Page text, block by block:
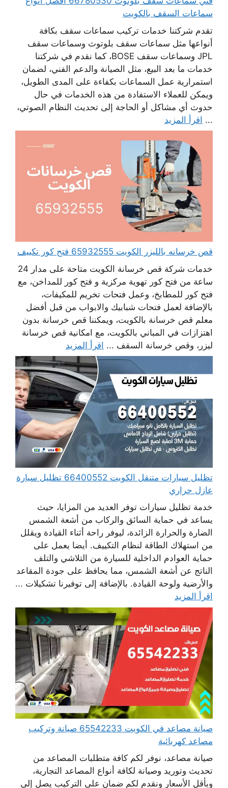
سماعات السقف بالكويت
تقدم شركتنا خدمات تركيب سماعات سقف بكافة
أنواعها مثل سماعات سقف بلوتوث وسماعات سقف
JPL وسماعات سقف BOSE، كما نقدم في شركتنا
خدمات ما بعد البيع، مثل الصيانة والدعم الفني، لضمان
استمرارية عمل السماعات بكفاءة على المدى الطويل،
ويمكن للعملاء الاستفادة من هذه الخدمات في حال
حدوث أي مشاكل أو الحاجة إلى تحديث النظام الصوتي،
... اقرأ المزيد
قص خرسانه بالليزر الكويت 65932555 فتح كور تكييف
خدمات شركة قص خرسانة الكويت متاحة على مدار 24
ساعة من فتح كور تهوية مركزية و فتح كور للمداخن، مع
فتح كور للمطابخ، وعمل فتحات تخريم للمكيفات،
بالإضافة لعمل فتحات شبابيك والابواب من قبل أفضل
معلم قص خرسانة بالكويت، ويمكننا قص خرسانة بدون
اهتزازات في المباني بالكويت، مع امكانية قص خرسانة
ليزر، وقص خرسانة السقف ... اقرأ المزيد
تظليل سيارات متنقل الكويت 66400552 تظليل سيارة
عازل حراري
خدمة تظليل سيارات توفر العديد من المزايا، حيث
يساعد في حماية السائق والركاب من أشعة الشمس
الضارة والحرارة الزائدة، ليوفر راحة أثناء القيادة ويقلل
من استهلاك الطاقة لنظام التكييف. أيضا يعمل على
حماية العوادم الداخلية للسيارة من التلاشي والتلف
الناتج عن أشعة الشمس، مما يحافظ على جودة المقاعد
والأرضية ولوحة القيادة. بالإضافة إلى توفيرنا تشكيلات ...
اقرأ المزيد
صيانة مصاعد في الكويت 65542233 صيانة وتركيب
مصاعد كهربائية
صيانة مصاعد، نوفر لكم كافة متطلبات المصاعد من
تحديث وتوريد وصيانة لكافة أنواع المصاعد التجارية،
وبأقل الأسعار ونقدم لكم ضمان على التركيب يصل إلى